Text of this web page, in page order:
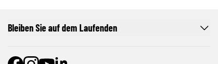
Bleiben Sie auf dem Laufenden